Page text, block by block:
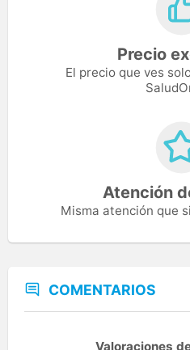
Precio
El precio que ves
Atención
Misma atención que
COMENTARIOS
Valoraciones